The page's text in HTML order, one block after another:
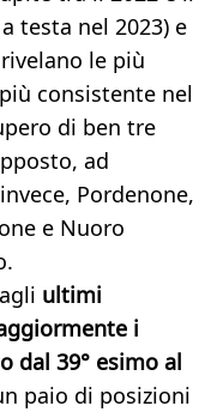
testa nel 2023) e
le più
consistente nel
di ben tre
ad
Pordenone,
e Nuoro
ultimi
i
dal 39° esimo al
paio di posizioni